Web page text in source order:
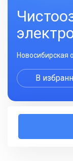
Новосибирская
В